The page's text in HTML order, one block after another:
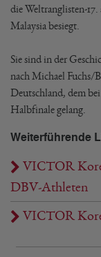
die Weltranglisten-17.
Malaysia besiegt.
Sie sind in der
nach Michael Fuchs/
Deutschland, dem
Halbfinale gelang.
Weiterführende
VICTOR
DBV-Athleten
VICTOR